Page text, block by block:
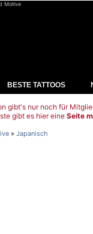
Motive
BESTE TATTOOS
gibt's nur noch für
gibt es hier eineSeite
» Japanisch